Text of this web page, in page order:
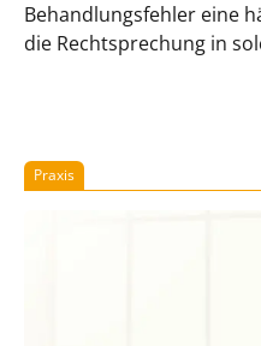
Behandlungsfehler eine
die Rechtsprechung in
Praxis